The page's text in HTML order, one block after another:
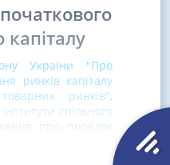
капіталу
України "Про
ринків капіталу
ринків",
спільного